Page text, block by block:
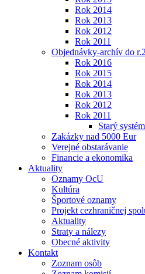
Rok 2014
Rok 2013
Rok 2012
Rok 2011
Objednávky-archív do
Rok 2016
Rok 2015
Rok 2014
Rok 2013
Rok 2012
Rok 2011
Starý
Zakázky nad 5000 Eur
Verejné obstarávanie
Financie a ekonomika
Aktuality
Oznamy OcU
Kultúra
Športové oznamy
Projekt cezhraničnej
Aktuality
Straty a nálezy
Obecné aktivity
Kontakt
Zoznam osôb